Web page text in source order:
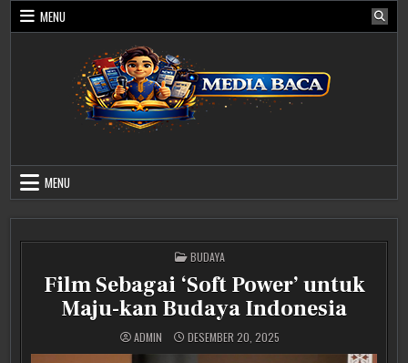
Skip
MENU
MENU
POSTED
IN
BUDAYA
Film Sebagai ‘Soft Power’ untuk
Maju-kan Budaya Indonesia
ADMIN DESEMBER 20, 2025